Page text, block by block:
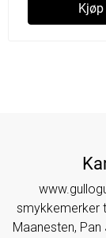
Kjøp
smykkemerker
Maanesten,